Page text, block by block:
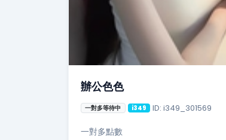
辦公色色
一對多等待中 i349 ID: i349_301569
一對多點數